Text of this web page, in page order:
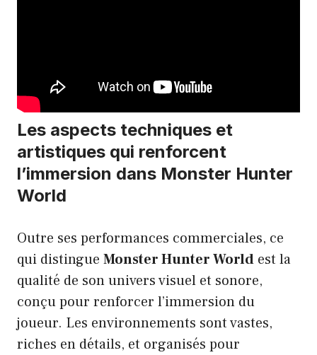
Les aspects techniques et
artistiques qui renforcent
l’immersion dans Monster Hunter
World
Outre ses performances commerciales, ce
qui distingue Monster Hunter World est la
qualité de son univers visuel et sonore,
conçu pour renforcer l’immersion du
joueur. Les environnements sont vastes,
riches en détails, et organisés pour